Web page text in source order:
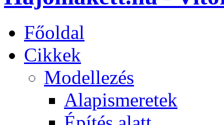
Főoldal
Cikkek
Modellezés
Alapismeretek